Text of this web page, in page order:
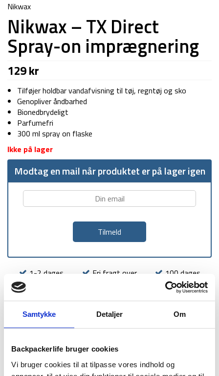
Samtykke Detaljer Om
Backpackerlife bruger cookies
Vi bruger cookies til at tilpasse vores indhold og
Nikwax
Nikwax – TX Direct
Spray-on imprægnering
129kr
Tilføjer holdbar vandafvisning til tøj, regntøj og sko
Genopliver åndbarhed
Bionedbrydeligt
Parfumefri
300 ml spray on flaske
Ikke på lager
Modtag en mail når produktet er på lager igen
1-2 dages
Fri fragt over
100 dages
returret
BESKRIVELSE